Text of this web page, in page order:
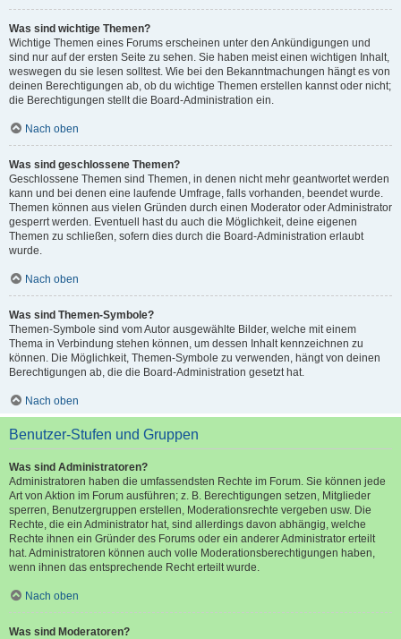
Was sind wichtige Themen?
Wichtige Themen eines Forums erscheinen unter den Ankündigungen und
sind nur auf der ersten Seite zu sehen. Sie haben meist einen wichtigen Inhalt,
weswegen du sie lesen solltest. Wie bei den Bekanntmachungen hängt es von
deinen Berechtigungen ab, ob du wichtige Themen erstellen kannst oder nicht;
die Berechtigungen stellt die Board-Administration ein.
Nach oben
Was sind geschlossene Themen?
Geschlossene Themen sind Themen, in denen nicht mehr geantwortet werden
kann und bei denen eine laufende Umfrage, falls vorhanden, beendet wurde.
Themen können aus vielen Gründen durch einen Moderator oder Administrator
gesperrt werden. Eventuell hast du auch die Möglichkeit, deine eigenen
Themen zu schließen, sofern dies durch die Board-Administration erlaubt
wurde.
Nach oben
Was sind Themen-Symbole?
Themen-Symbole sind vom Autor ausgewählte Bilder, welche mit einem
Thema in Verbindung stehen können, um dessen Inhalt kennzeichnen zu
können. Die Möglichkeit, Themen-Symbole zu verwenden, hängt von deinen
Berechtigungen ab, die die Board-Administration gesetzt hat.
Nach oben
Benutzer-Stufen und Gruppen
Was sind Administratoren?
Administratoren haben die umfassendsten Rechte im Forum. Sie können jede
Art von Aktion im Forum ausführen; z. B. Berechtigungen setzen, Mitglieder
sperren, Benutzergruppen erstellen, Moderationsrechte vergeben usw. Die
Rechte, die ein Administrator hat, sind allerdings davon abhängig, welche
Rechte ihnen ein Gründer des Forums oder ein anderer Administrator erteilt
hat. Administratoren können auch volle Moderationsberechtigungen haben,
wenn ihnen das entsprechende Recht erteilt wurde.
Nach oben
Was sind Moderatoren?